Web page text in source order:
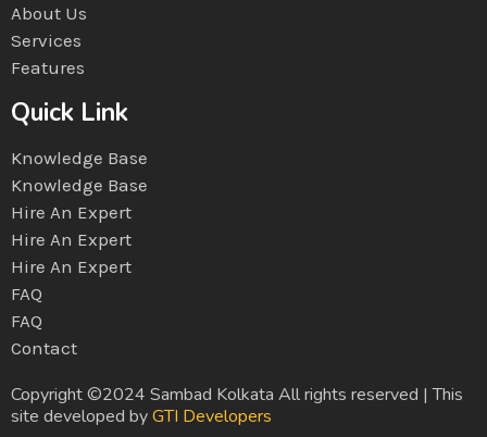
About Us
Services
Features
Quick Link
Knowledge Base
Knowledge Base
Hire An Expert
Hire An Expert
Hire An Expert
FAQ
FAQ
Contact
Copyright ©2024 Sambad Kolkata All rights reserved | This
site developed byGTI Developers